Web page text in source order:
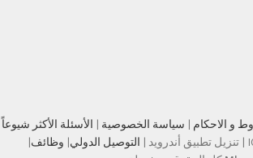
و الاحكام | سياسة الخصوصية | الأسئلة الأكثر شيوعاً
التوصيل الدولي| وظائف|